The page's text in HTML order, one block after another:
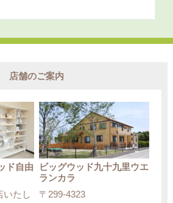
店舗のご案内
ド自由
いたし
ビッグウッド九十九里ウエ
ランカラ
〒299-4323